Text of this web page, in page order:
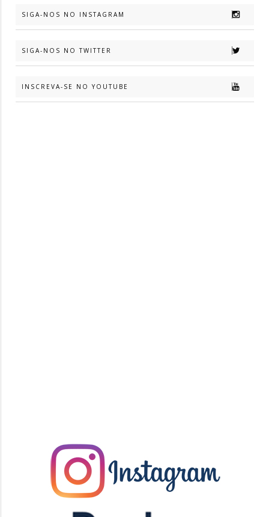
SIGA-NOS NO INSTAGRAM
SIGA-NOS NO TWITTER
INSCREVA-SE NO YOUTUBE